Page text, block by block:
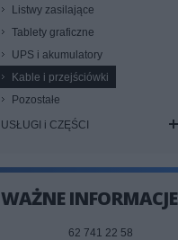
Listwy zasilające
Tablety graficzne
UPS i akumulatory
Kable i przejściówki
Pozostałe
USŁUGI i CZĘŚCI
WAŻNE INFORMACJE
62 741 22 58